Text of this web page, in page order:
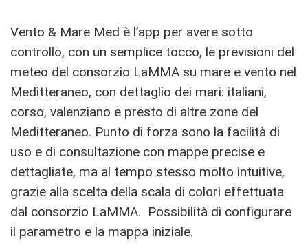
Vento & Mare Med è l’app per avere sotto
controllo, con un semplice tocco, le previsioni del
meteo del consorzio LaMMA su mare e vento nel
Meditteraneo, con dettaglio dei mari: italiani,
corso, valenziano e presto di altre zone del
Meditteraneo. Punto di forza sono la facilità di
uso e di consultazione con mappe precise e
dettagliate, ma al tempo stesso molto intuitive,
grazie alla scelta della scala di colori effettuata
dal consorzio LaMMA. Possibilità di configurare
il parametro e la mappa iniziale.